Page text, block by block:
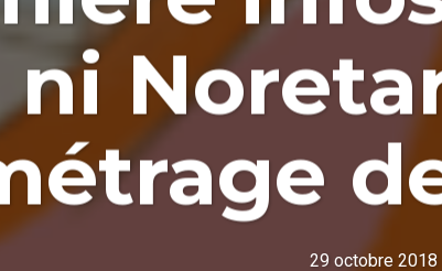
29 octobre 2018